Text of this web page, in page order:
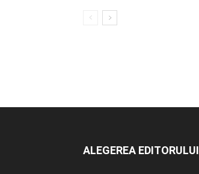
ALEGEREA EDITORULUI